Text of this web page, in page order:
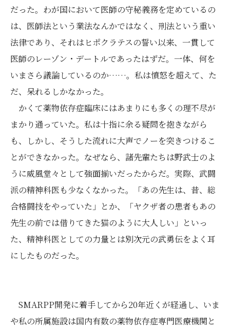
だった。わが国において医師の守秘義務を定めているの
は、医師法という業法なんかではなく、刑法という重い
法律であり、それはヒポクラテスの誓い以来、一貫して
医師のレーゾン・デートルであったはずだ。一体、何を
いまさら議論しているのか……。私は憤怒を超えて、た
だ、呆れるしかなかった。
かくて薬物依存症臨床にはあまりにも多くの理不尽が
まかり通っていた。私は十指に余る疑問を抱きながら
も、しかし、そうした流れに大声でノーを突きつけるこ
とができなかった。なぜなら、諸先輩たちは野武士のよ
うに威風堂々として強面揃いだったからだ。実際、武闘
派の精神科医も少なくなかった。「あの先生は、昔、総
合格闘技をやっていた」とか、「ヤクザ者の患者もあの
先生の前では借りてきた猫のように大人しい」といっ
た、精神科医としての力量とは別次元の武勇伝をよく耳
にしたものだった。
SMARPP開発に着手してから20年近くが経過し、いま
や私の所属施設は国内有数の薬物依存症専門医療機関と